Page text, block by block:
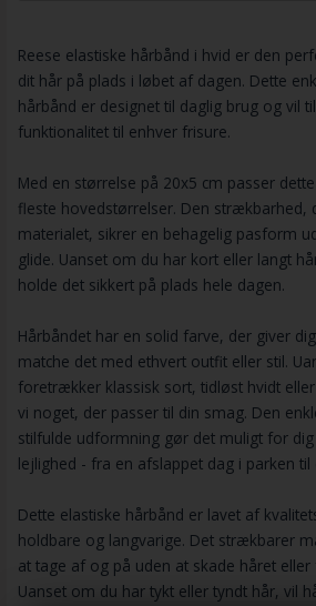
Reese elastiske hårbånd i hvid er den
dit hår på plads i løbet af dagen. Dette
hårbånd er designet til daglig brug og vil
funktionalitet til enhver frisure.
Med en størrelse på 20x5 cm passer
fleste hovedstørrelser. Den strækbarhed,
materialet, sikrer en behagelig pasform
glide. Uanset om du har kort eller langt
holde det sikkert på plads hele dagen.
Hårbåndet har en solid farve, der giver
matche det med ethvert outfit eller stil.
foretrækker klassisk sort, tidløst hvidt
vi noget, der passer til din smag. Den
stilfulde udformning gør det muligt for
lejlighed - fra en afslappet dag i parken
Dette elastiske hårbånd er lavet af
holdbare og langvarige. Det strækbarer
at tage af og på uden at skade håret
Uanset om du har tykt eller tyndt hår, vil